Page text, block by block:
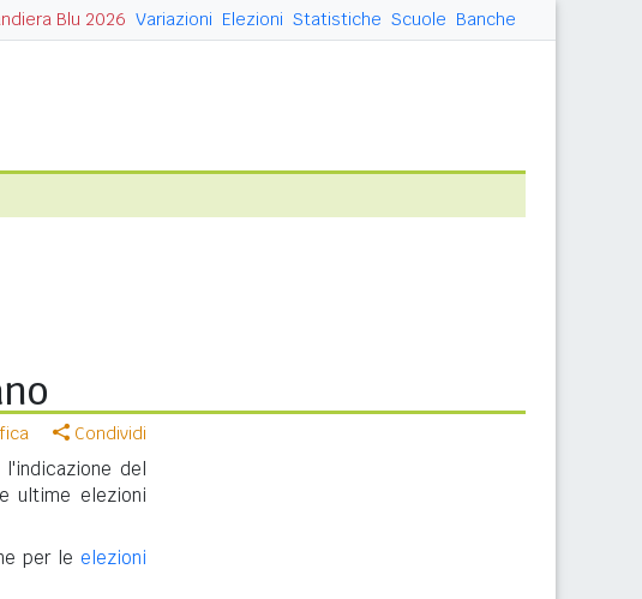
Blu 2026 Variazioni Elezioni Statistiche Scuole Banche
Condividi
del
ultime elezioni
per le elezioni